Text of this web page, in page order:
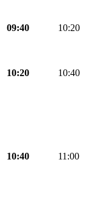
09:40 10:20
10:20 10:40
10:40 11:00